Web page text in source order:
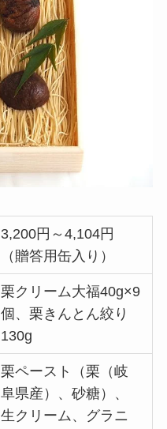
3,200円～4,104円
（贈答用缶入り）
栗クリーム大福40g×9
個、栗きんとん絞り
130g
栗ペースト（栗（岐
阜県産）、砂糖）、
生クリーム、グラニ